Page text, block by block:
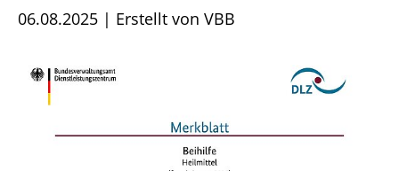
06.08.2025 | Erstellt von VBB